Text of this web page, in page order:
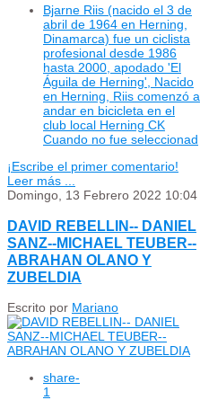
Bjarne Riis (nacido el 3 de
abril de 1964 en Herning,
Dinamarca) fue un ciclista
profesional desde 1986
hasta 2000, apodado 'El
Águila de Herning', Nacido
en Herning, Riis comenzó a
andar en bicicleta en el
club local Herning CK
Cuando no fue seleccionad
¡Escribe el primer comentario!
Leer más ...
Domingo, 13 Febrero 2022 10:04
DAVID REBELLIN-- DANIEL
SANZ--MICHAEL TEUBER--
ABRAHAN OLANO Y
ZUBELDIA
Escrito por Mariano
share-
1